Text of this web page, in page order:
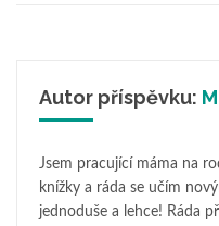
Autor příspěvku:
Jsem pracující máma na
knížky a ráda se učím
jednoduše a lehce! Ráda